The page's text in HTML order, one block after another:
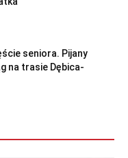
seniora. Pijany
na trasie Dębica-